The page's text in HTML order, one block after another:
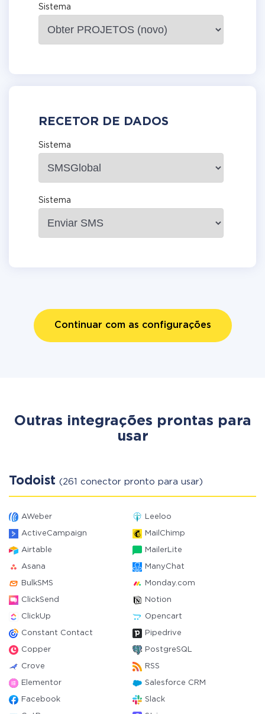
Sistema
RECETOR DE DADOS
Sistema
Sistema
Continuar com as configurações
Outras integrações prontas para
usar
Todoist (261 conector pronto para usar)
AWeber Leeloo
ActiveCampaign MailChimp
Airtable MailerLite
Asana ManyChat
BulkSMS Monday.com
ClickSend Notion
ClickUp Opencart
Constant Contact Pipedrive
Copper PostgreSQL
Crove RSS
Elementor Salesforce CRM
Facebook Slack